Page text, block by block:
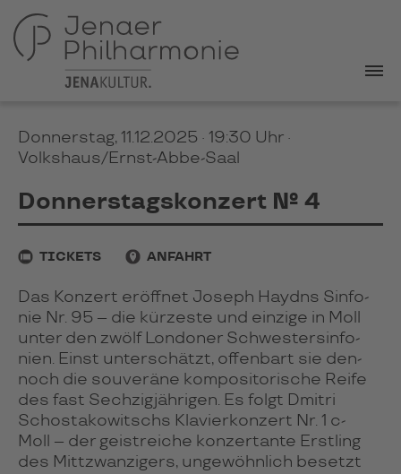
Donnerstag, 11.12.2025 · 19:30 Uhr ·
Volkshaus/Ernst-Abbe-Saal
Donnerstagskonzert № 4
TICKETS ANFAHRT
Das Kon­zert eröff­net Joseph Hay­dns Sin­fo­
nie Nr. 95 – die kür­zeste und ein­zige in Moll
unter den zwölf Lon­do­ner Schwes­ter­sin­fo­
nien. Einst unter­schätzt, offen­bart sie den­
noch die sou­ve­räne kom­po­si­to­ri­sche Reife
des fast Sech­zig­jäh­ri­gen. Es folgt Dmi­tri
Schos­ta­ko­witschs Kla­vier­kon­zert Nr. 1 c-
Moll – der geist­rei­che kon­zer­tante Erst­ling
des Mitt­zwan­zi­gers, unge­wöhn­lich besetzt